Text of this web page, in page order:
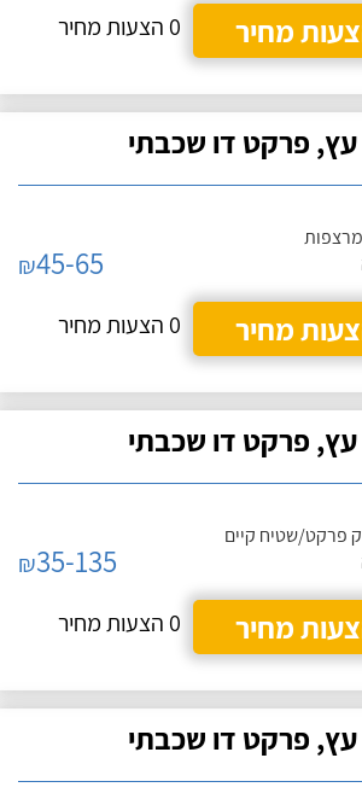
מחיר
0 הצעות מחיר
פרקט דו שכבתי
₪45-65
מחיר
0 הצעות מחיר
פרקט דו שכבתי
פרקט/שטיח קיים
₪35-135
מחיר
0 הצעות מחיר
פרקט דו שכבתי